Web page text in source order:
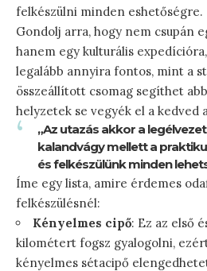
felkészülni minden eshetőségre.
Gondolj arra, hogy nem csupán
hanem egy kulturális
legalább annyira fontos, mint a
összeállított csomag segíthet
helyzetek se vegyék el a kedved
„Az utazás akkor a
kalandvágy mellett a
és felkészülünk minden
Íme egy lista, amire érdemes
felkészülésnél:
Kényelmes cipő: Ez az első
kilométert fogsz gyalogolni,
kényelmes sétacipő